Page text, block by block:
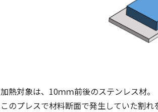
加熱対象は、10ｍｍ前後のステンレス材。
このプレスで材料断面で発生していた割れ